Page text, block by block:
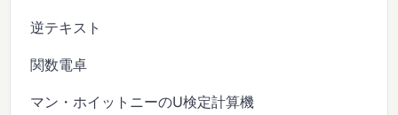
逆テキスト
関数電卓
マン・ホイットニーのU検定計算機